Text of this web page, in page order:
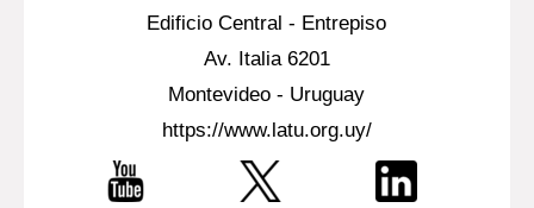
Edificio Central - Entrepiso
Av. Italia 6201
Montevideo - Uruguay
https://www.latu.org.uy/